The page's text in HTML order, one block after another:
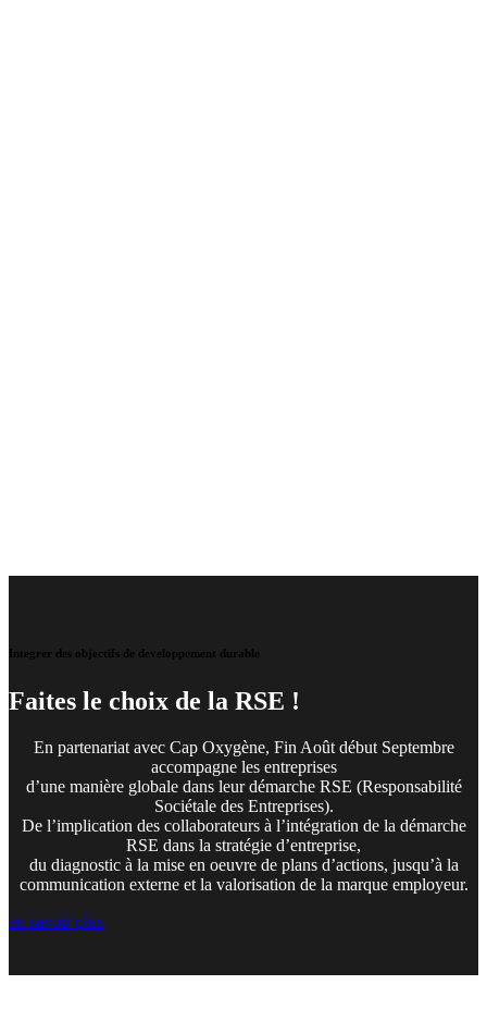
Integrer des objectifs de developpement durable
Faites le choix de la RSE !
En partenariat avec Cap Oxygène, Fin Août début Septembre
accompagne les entreprises
d’une manière globale dans leur démarche RSE (Responsabilité
Sociétale des Entreprises).
De l’implication des collaborateurs à l’intégration de la démarche
RSE dans la stratégie d’entreprise,
du diagnostic à la mise en oeuvre de plans d’actions, jusqu’à la
communication externe et la valorisation de la marque employeur.
en savoir plus